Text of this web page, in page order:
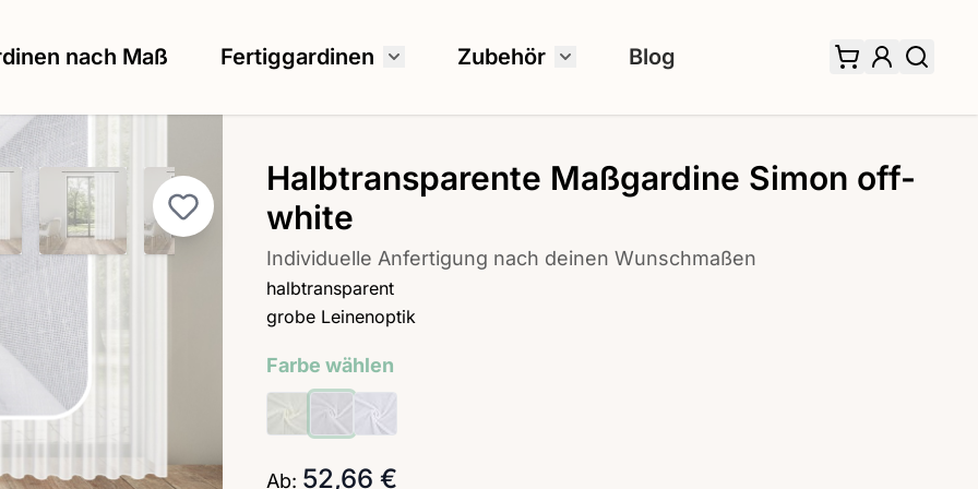
nach Maß Fertiggardinen
Untermenü für Fertiggardinen umschalten
Zubehör
Untermenü für Zubehör umschalten
Blog
Halbtransparente Maßgardine Simon off-
white
Individuelle Anfertigung nach deinen Wunschmaßen
larger imageView larger imageView larger imageView larger imageView larger imageView larger image
halbtransparent
grobe Leinenoptik
Farbe wählen
Ab: 52,66 €